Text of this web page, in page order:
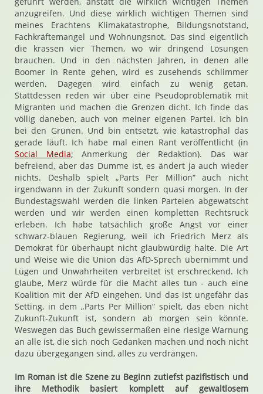
anzugreifen. Und diese wirklich wichtigen Themen sind
meines Erachtens Klimakatastrophe, Bildungsnotstand,
Fachkräftemangel und Wohnungsnot. Das sind eigentlich
die krassen vier Themen, wo wir dringend Lösungen
brauchen. Und in den nächsten Jahren, in denen alle
Boomer in Rente gehen, wird es zusehends schlimmer
werden. Dagegen wird einfach zu wenig getan.
Stattdessen reden wir über eine Pseudoproblematik mit
Migranten und machen die Grenzen dicht. Ich finde das
völlig daneben, auch von meiner eigenen Partei. Ich bin
bei den Grünen. Und bin entsetzt, wie katastrophal das
gerade läuft. Ich habe mal einen Rant veröffentlicht (in
Social Media; Anmerkung der Redaktion). Das war
befreiend, aber das Dumme ist, es ändert ja auch wieder
nichts. Deshalb spielt „Parts Per Million“ auch nicht
irgendwann in der Zukunft sondern quasi morgen. In der
Bundestagswahl werden die linken Parteien abgewatscht
werden und wir werden einen kompletten Rechtsruck
erleben. Ich habe tatsächlich große Angst vor einer
schwarz-blauen Regierung, weil ich Friedrich Merz als
Demokrat für überhaupt nicht glaubwürdig halte. Die Art
und Weise wie die Union das AfD-Sprech übernimmt und
Lügen und Unwahrheiten verbreitet ist erschreckend. Ich
glaube, Merz würde für die Macht alles tun - auch eine
Koalition mit der AfD eingehen. Und das ist ungefähr das
Setting, in dem „Parts Per Million“ spielt, das eben nicht
Zukunft-Zukunft ist, sondern ab morgen sein könnte.
Weswegen das Buch gewissermaßen eine riesige Warnung
an alle ist, die sich noch Gedanken machen und noch nicht
dazu übergegangen sind, alles zu verdrängen.
Im Roman ist die Szene zu Beginn zutiefst pazifistisch und
ihre Methodik basiert komplett auf gewaltlosem